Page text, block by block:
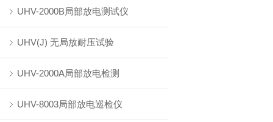
UHV-2000B局部放电测试仪
UHV(J) 无局放耐压试验
UHV-2000A局部放电检测
UHV-8003局部放电巡检仪